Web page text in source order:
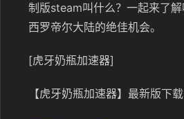
制版steam叫什么？一起来了
西罗帝尔大陆的绝佳机会。
[虎牙奶瓶加速器]
【虎牙奶瓶加速器】最新版下载